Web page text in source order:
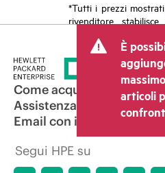
*Tutti i prezzi
rivenditore
costi, come le
e le spese di
transazione stabilito
variare rispetto a
rivenditori e al
mostrato. I prezzi
includere offerte
limitato. HPE si
applicare
qualsiasi momento
È
articoli
Come acquistare
Assistenza per i prodotti
Email con il commerciale
Segui HPE su